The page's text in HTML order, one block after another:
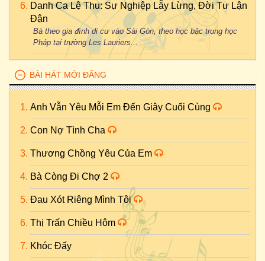
Danh Ca Lệ Thu: Sự Nghiệp Lẫy Lừng, Đời Tư Lận
Đận
Bà theo gia đình di cư vào Sài Gòn, theo học bậc trung học
Pháp tại trường Les Lauriers...
BÀI HÁT MỚI ĐĂNG
Anh Vẫn Yêu Mỗi Em Đến Giây Cuối Cùng
Con Nợ Tình Cha
Thương Chồng Yêu Của Em
Bà Còng Đi Chợ 2
Đau Xót Riêng Mình Tôi
Thị Trấn Chiều Hôm
Khóc Đấy